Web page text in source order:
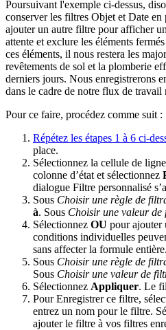
Poursuivant l'exemple ci-dessus,
conserver les filtres Objet et Date
ajouter un autre filtre pour afficher
attente et exclure les éléments
ces éléments, il nous restera les
revêtements de sol et la plomberie
derniers jours. Nous enregistrerons
dans le cadre de notre flux de travail
Pour ce faire, procédez comme suit :
Répétez les étapes 1 à 6 ci-
place.
Sélectionnez la cellule de
colonne d’état et sélectionnez
dialogue Filtre personnalisé
Sous Choisir une règle de
à. Sous Choisir une valeur de
Sélectionnez OU pour ajouter
conditions individuelles
sans affecter la formule entière.
Sous Choisir une règle de
Sous Choisir une valeur de
Sélectionnez Appliquer. Le
Pour Enregistrer ce filtre,
entrez un nom pour le filtre.
ajouter le filtre à vos filtres